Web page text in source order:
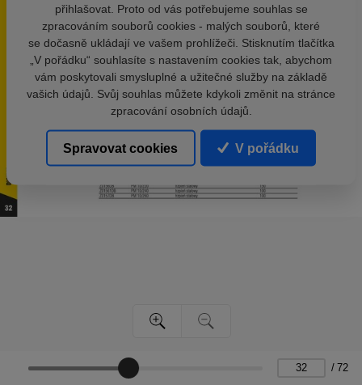
/ 72
přihlašovat. Proto od vás potřebujeme souhlas se
zpracováním souborů cookies - malých souborů, které
se dočasně ukládají ve vašem prohlížeči. Stisknutím tlačítka
„V pořádku“ souhlasíte s nastavením cookies tak, abychom
vám poskytovali smysluplné a užitečné služby na základě
vašich údajů. Svůj souhlas můžete kdykoli změnit na stránce
zpracování osobních údajů.
Spravovat cookies V pořádku